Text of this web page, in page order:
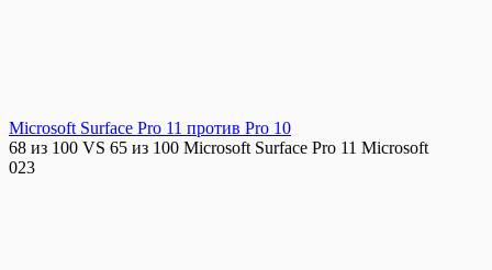
Microsoft Surface Pro 11 против Pro 10
68 из 100 VS 65 из 100 Microsoft Surface Pro 11 Microsoft
023